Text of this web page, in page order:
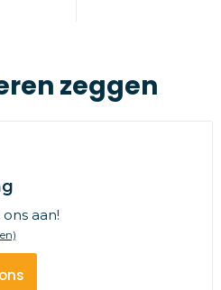
zeggen
aan!